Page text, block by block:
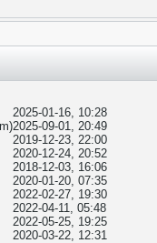
2025-01-16, 10:28
2025-09-01, 20:49
2019-12-23, 22:00
2020-12-24, 20:52
2018-12-03, 16:06
2020-01-20, 07:35
2022-02-27, 19:30
2022-04-11, 05:48
2022-05-25, 19:25
2020-03-22, 12:31